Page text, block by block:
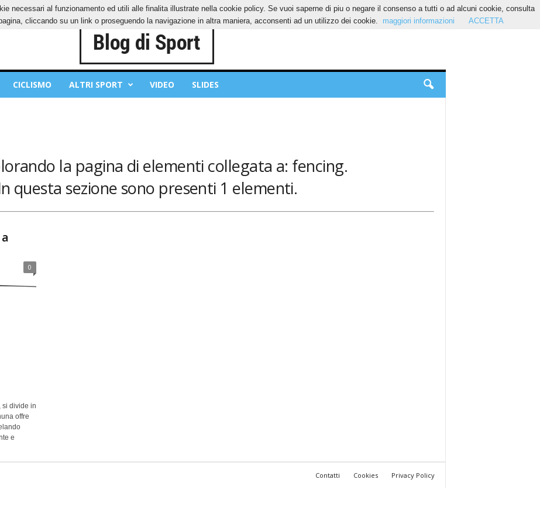
PRIVACY POLICY
CICLISMO ALTRI SPORT VIDEO SLIDES
la pagina di elementi collegata a: fencing.
questa sezione sono presenti 1 elementi.
0
si divide in
offre
e
Contatti Cookies Privacy Policy
necessari al funzionamento ed utili alle finalita illustrate nella cookie policy. Se vuoi saperne di piu o negare il consenso a tutti o ad alcuni cookie, consulta
cliccando su un link o proseguendo la navigazione in altra maniera, acconsenti ad un utilizzo dei cookie.
maggiori informazioni ACCETTA